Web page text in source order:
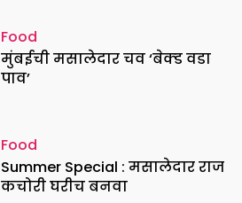
Food
मुंबईची मसालेदार चव ‘बेक्ड वडा
पाव’
Food
Summer Special : मसालेदार राज
कचोरी घरीच बनवा